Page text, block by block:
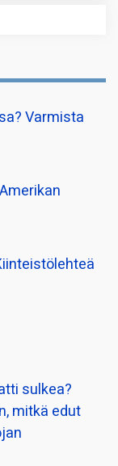
Varmista
sulkea?
mitkä edut